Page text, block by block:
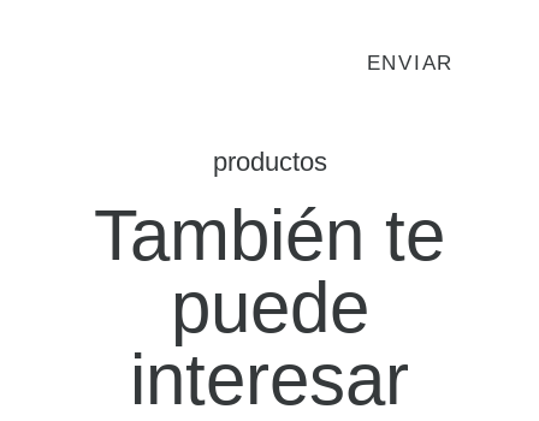
productos
También te
puede
interesar